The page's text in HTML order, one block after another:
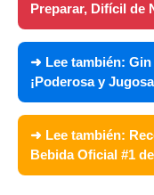
Preparar, Difícil de
➜ Lee también: Gin
¡Poderosa y
➜ Lee también:
Bebida Oficial #1